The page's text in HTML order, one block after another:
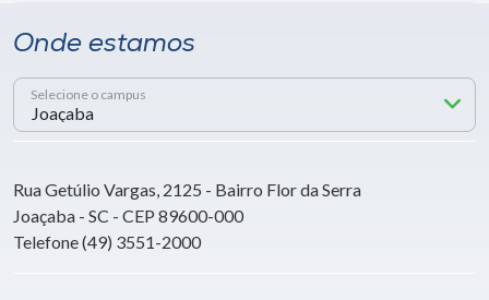
Onde estamos
Selecione o campus
Rua Getúlio Vargas, 2125 - Bairro Flor da Serra
Joaçaba - SC - CEP 89600-000
Telefone (49) 3551-2000